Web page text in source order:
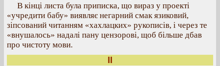
В кінці листа була приписка, що вираз у проекті
«учредити бабу» виявляє негарний смак язиковий,
зіпсований читанням «хахлацких» рукописів, і через те
«внушалось» надалі пану цензорові, щоб більше дбав
про чистоту мови.
II